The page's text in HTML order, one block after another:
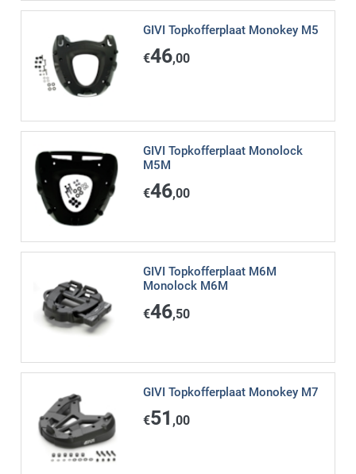
GIVI Topkofferplaat Monokey M5
€46,00
GIVI Topkofferplaat Monolock
M5M
€46,00
GIVI Topkofferplaat M6M
Monolock M6M
€46,50
GIVI Topkofferplaat Monokey M7
€51 ,00